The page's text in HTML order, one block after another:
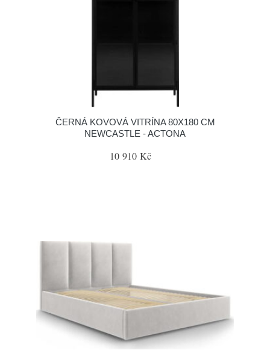
ČERNÁ KOVOVÁ VITRÍNA 80X180 CM
NEWCASTLE - ACTONA
10 910 Kč